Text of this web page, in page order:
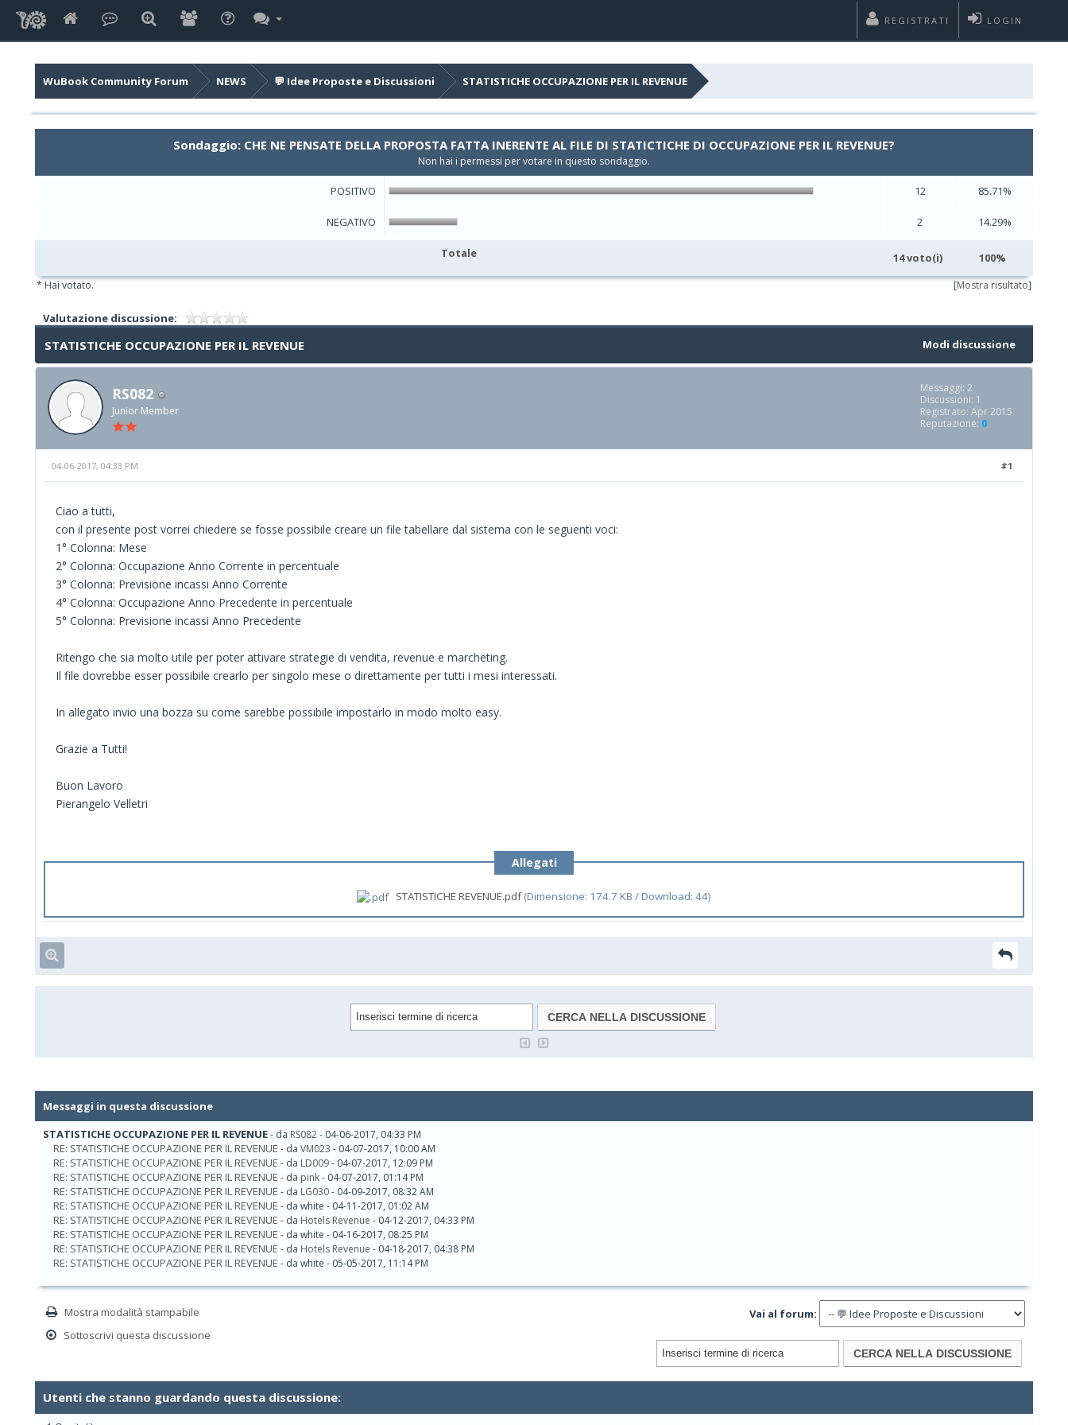
LOGIN
REGISTRATI
WuBook Community Forum NEWS 💬 Idee Proposte e Discussioni STATISTICHE OCCUPAZIONE PER IL REVENUE
Sondaggio: CHE NE PENSATE DELLA PROPOSTA FATTA INERENTE AL FILE DI STATICTICHE DI OCCUPAZIONE PER IL REVENUE?
Non hai i permessi per votare in questo sondaggio.
POSITIVO 12 85.71%
NEGATIVO 2 14.29%
Totale 14 voto(i) 100%
* Hai votato. [Mostra risultato]
Valutazione discussione:
Modi discussione
STATISTICHE OCCUPAZIONE PER IL REVENUE
RS082
Junior Member
Messaggi: 2
Discussioni: 1
Registrato: Apr 2015
Reputazione: 0
#1
04-06-2017, 04:33 PM
Ciao a tutti,
con il presente post vorrei chiedere se fosse possibile creare un file tabellare dal sistema con le seguenti voci:
1° Colonna: Mese
2° Colonna: Occupazione Anno Corrente in percentuale
3° Colonna: Previsione incassi Anno Corrente
4° Colonna: Occupazione Anno Precedente in percentuale
5° Colonna: Previsione incassi Anno Precedente
Ritengo che sia molto utile per poter attivare strategie di vendita, revenue e marcheting.
Il file dovrebbe esser possibile crearlo per singolo mese o direttamente per tutti i mesi interessati.
In allegato invio una bozza su come sarebbe possibile impostarlo in modo molto easy.
Grazie a Tutti!
Buon Lavoro
Pierangelo Velletri
Allegati
STATISTICHE REVENUE.pdf(Dimensione: 174.7 KB / Download: 44)
Messaggi in questa discussione
STATISTICHE OCCUPAZIONE PER IL REVENUE- da RS082- 04-06-2017, 04:33 PM
RE: STATISTICHE OCCUPAZIONE PER IL REVENUE - da VM023 - 04-07-2017, 10:00 AM
RE: STATISTICHE OCCUPAZIONE PER IL REVENUE - da LD009- 04-07-2017, 12:09 PM
RE: STATISTICHE OCCUPAZIONE PER IL REVENUE - da pink- 04-07-2017, 01:14 PM
RE: STATISTICHE OCCUPAZIONE PER IL REVENUE - da LG030- 04-09-2017, 08:32 AM
RE: STATISTICHE OCCUPAZIONE PER IL REVENUE - da white - 04-11-2017, 01:02 AM
RE: STATISTICHE OCCUPAZIONE PER IL REVENUE - da Hotels Revenue - 04-12-2017, 04:33 PM
RE: STATISTICHE OCCUPAZIONE PER IL REVENUE - da white - 04-16-2017, 08:25 PM
RE: STATISTICHE OCCUPAZIONE PER IL REVENUE - da Hotels Revenue - 04-18-2017, 04:38 PM
RE: STATISTICHE OCCUPAZIONE PER IL REVENUE - da white - 05-05-2017, 11:14 PM
Mostra modalità stampabile
Sottoscrivi questa discussione
Vai al forum:
Utenti che stanno guardando questa discussione: